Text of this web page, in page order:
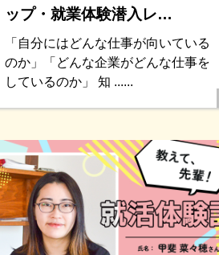
ップ・就業体験潜入レ…
「自分にはどんな仕事が向いている
のか」「どんな企業がどんな仕事を
しているのか」 知 ......